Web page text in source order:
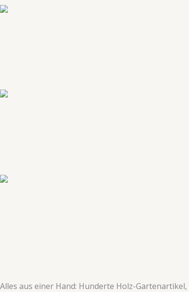
​​Alles aus einer Hand: Hunderte Holz-